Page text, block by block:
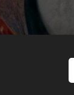
| Minden jog